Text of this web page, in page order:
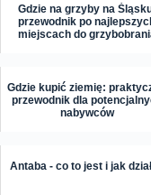
Gdzie na grzyby na
przewodnik po
miejscach do
Gdzie kupić ziemię:
przewodnik dla
nabywców
Antaba - co to jest i jak